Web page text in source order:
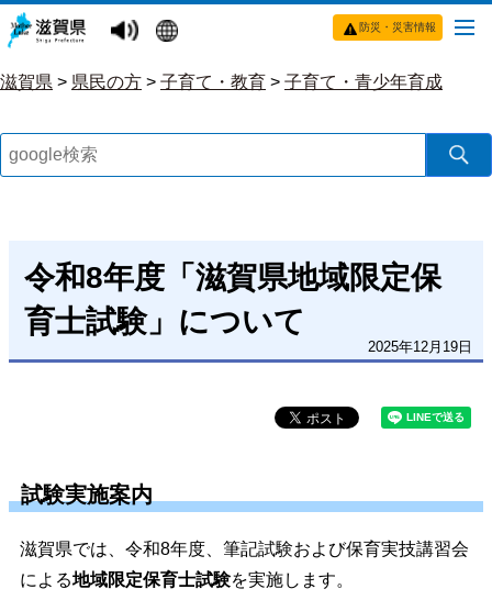
防災・災害情報
滋賀県 > 県民の方 > 子育て・教育 > 子育て・青少年育成
令和8年度「滋賀県地域限定保
育士試験」について
2025年12月19日
試験実施案内
滋賀県では、令和8年度、筆記試験および保育実技講習会
による地域限定保育士試験を実施します。